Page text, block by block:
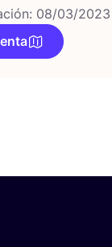
08/03/2023